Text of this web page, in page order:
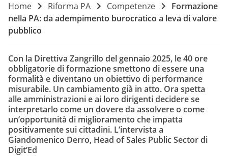
Home Riforma PA Competenze
Formazione
nella PA: da adempimento burocratico a leva di valore
pubblico
Con la Direttiva Zangrillo del gennaio 2025, le 40 ore
obbligatorie di formazione smettono di essere una
formalità e diventano un obiettivo di performance
misurabile. Un cambiamento già in atto. Ora spetta
alle amministrazioni e ai loro dirigenti decidere se
interpretarlo come un dovere da assolvere o come
un’opportunità di miglioramento che impatta
positivamente sui cittadini. L’intervista a
Giandomenico Derro, Head of Sales Public Sector di
Digit’Ed